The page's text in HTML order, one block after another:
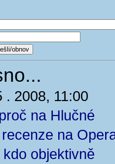
. 2008, 11:00
na Hlučné
na
objektivně